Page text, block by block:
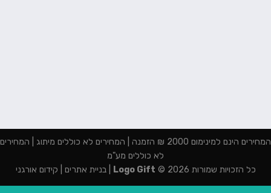
המחירים הינם למינימום 2000 ₪ הזמנה | המחירים לא כוללים מיתוג | המחירים
לא כוללים מע"מ
כל הזכויות שמורות 2026 ©
Logo Gift
|בניית אתרים קידום אורגני